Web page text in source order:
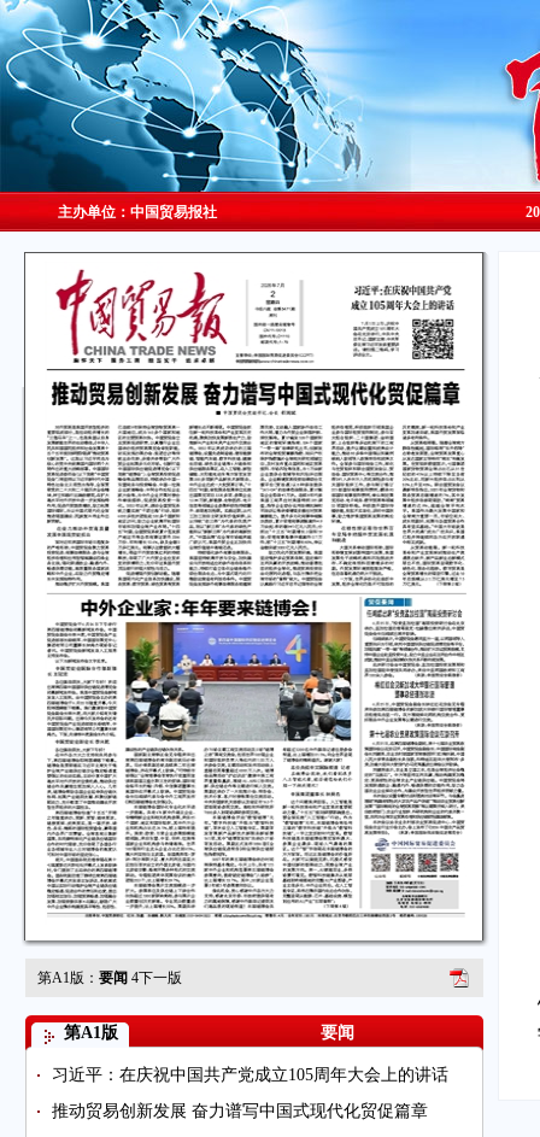
主办单位：中国贸易报社
第A1版： 要闻 4下一版
第A1版 要闻
习近平：在庆祝中国共产党成立105周年大会上的讲话
推动贸易创新发展 奋力谱写中国式现代化贸促篇章